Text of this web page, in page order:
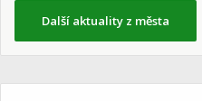
Další aktuality z města